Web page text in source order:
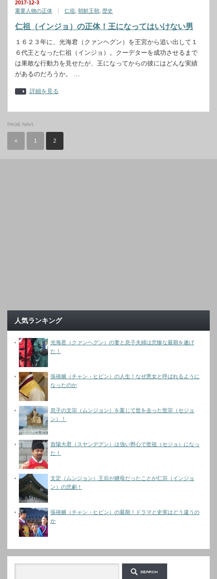
2017-12-3
重要人物の正体
仁祖 朝鮮王朝 歴史
仁祖（インジョ）の正体！王になってはいけない男
１６２３年に、光海君（クァンヘグン）を王宮から追い出して１
６代王となった仁祖（インジョ）。クーデターを成功させるまで
は果敢な行動力を見せたが、王になってからの彼にはどんな実績
があるのだろうか。 …
詳細を見る
PAGE NAVI
« 1 2
人気ランキング
光海君（クァンヘグン）の妻と息子夫婦は悲惨な最期を遂げ
た！
張禧嬪（チャン・ヒビン）の人生！なぜ悪女と呼ばれるように
なったのか
息子の文宗（ムンジョン）を案じて世を去った世宗（セジョ
ン）！
首陽大君（スヤンデグン）は強い野心で世祖（セジョ）になっ
た！
文定（ムンジョン）王后が継母だったことが仁宗（インジョ
ン）の悲劇！
張禧嬪（チャン・ヒビン）の最期！ドラマと史実はどう違うの
か